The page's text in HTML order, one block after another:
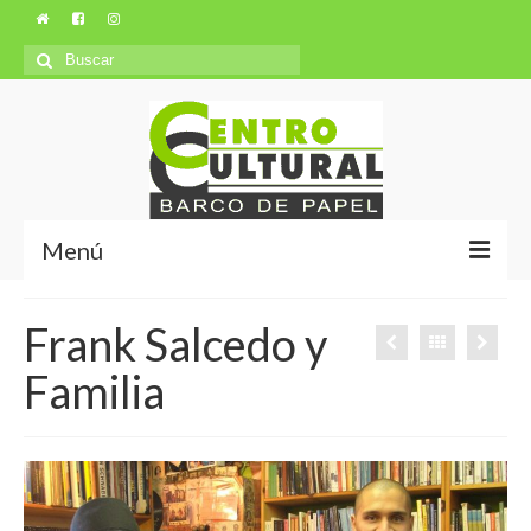
Búsqueda
para:
Menú
Ubicación
Autores
Frank Salcedo y
Familia